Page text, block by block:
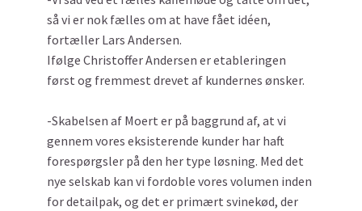
så vi er nok fælles om at have fået idéen,
fortæller Lars Andersen.
Ifølge Christoffer Andersen er etableringen
først og fremmest drevet af kundernes ønsker.
-Skabelsen af Moert er på baggrund af, at vi
gennem vores eksisterende kunder har haft
forespørgsler på den her type løsning. Med det
nye selskab kan vi fordoble vores volumen inden
for detailpak, og det er primært svinekød, der